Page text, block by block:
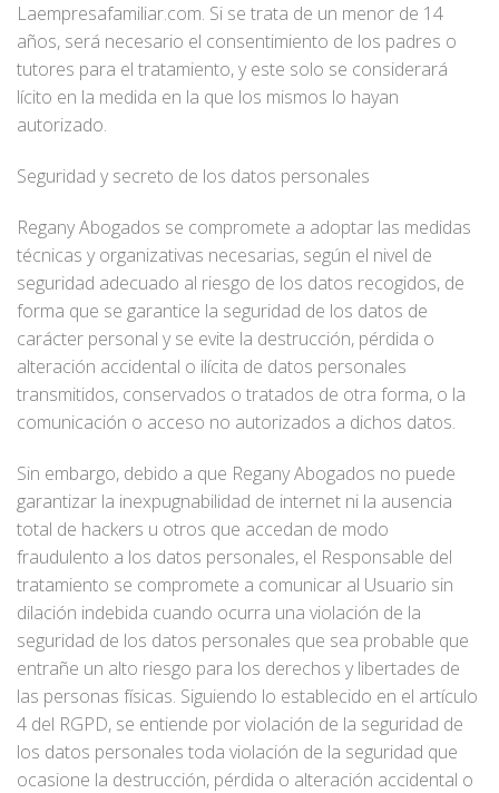
Laempresafamiliar.com. Si se trata de un menor de 14
años, será necesario el consentimiento de los padres o
tutores para el tratamiento, y este solo se considerará
lícito en la medida en la que los mismos lo hayan
autorizado.
Seguridad y secreto de los datos personales
Regany Abogados se compromete a adoptar las medidas
técnicas y organizativas necesarias, según el nivel de
seguridad adecuado al riesgo de los datos recogidos, de
forma que se garantice la seguridad de los datos de
carácter personal y se evite la destrucción, pérdida o
alteración accidental o ilícita de datos personales
transmitidos, conservados o tratados de otra forma, o la
comunicación o acceso no autorizados a dichos datos.
Sin embargo, debido a que Regany Abogados no puede
garantizar la inexpugnabilidad de internet ni la ausencia
total de hackers u otros que accedan de modo
fraudulento a los datos personales, el Responsable del
tratamiento se compromete a comunicar al Usuario sin
dilación indebida cuando ocurra una violación de la
seguridad de los datos personales que sea probable que
entrañe un alto riesgo para los derechos y libertades de
las personas físicas. Siguiendo lo establecido en el artículo
4 del RGPD, se entiende por violación de la seguridad de
los datos personales toda violación de la seguridad que
ocasione la destrucción, pérdida o alteración accidental o